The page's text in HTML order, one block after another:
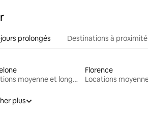
prolongés Destinations à proximité
Locations moyenne et longue durée
Florence
plus